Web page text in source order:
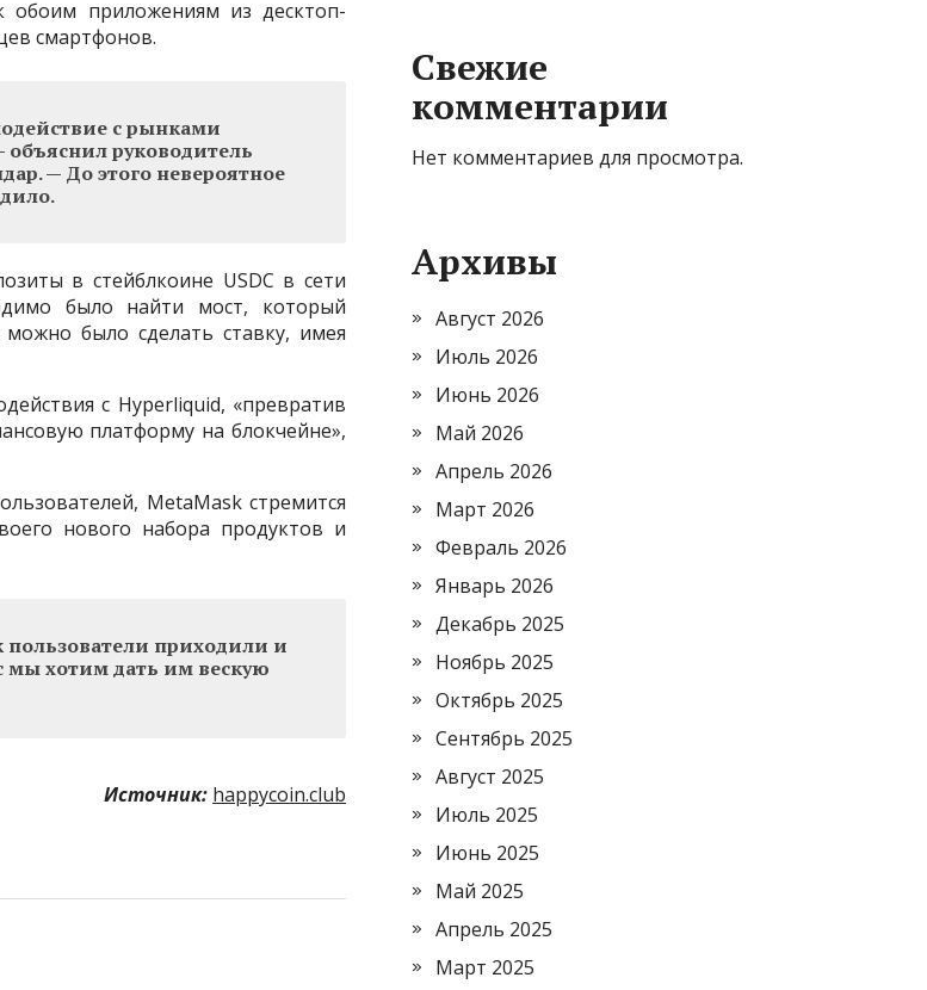
обоим приложениям из десктоп-
смартфонов.
с рынками
объяснил руководитель
— До этого невероятное
в стейблкоине USDC в сети
было найти мост, который
было сделать ставку, имея
с Hyperliquid, «превратив
платформу на блокчейне»,
MetaMask стремится
нового набора продуктов и
приходили и
мы хотим дать им вескую
Источник: happycoin.club
Свежие
комментарии
Нет комментариев для просмотра.
Архивы
Август 2026
Июль 2026
Июнь 2026
Май 2026
Апрель 2026
Март 2026
Февраль 2026
Январь 2026
Декабрь 2025
Ноябрь 2025
Октябрь 2025
Сентябрь 2025
Август 2025
Июль 2025
Июнь 2025
Май 2025
Апрель 2025
Март 2025